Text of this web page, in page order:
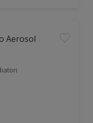
Aerosol